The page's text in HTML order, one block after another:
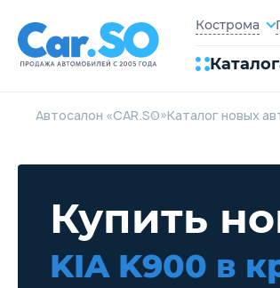
Кострома
Каталог
Автосалон «CAR.SO»Каталог новых
Купить
KIA K900 в